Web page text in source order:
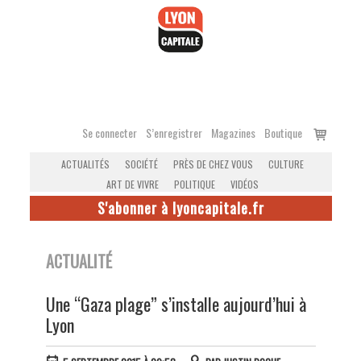
Se connecter S’enregistrer Magazines Boutique
Voir
ACTUALITÉS SOCIÉTÉ PRÈS DE CHEZ VOUS
CULTURE
ART DE VIVRE
POLITIQUE VIDÉOS
S'abonner à lyoncapitale.fr
ACTUALITÉ
Une “Gaza plage” s’installe aujourd’hui à
Lyon